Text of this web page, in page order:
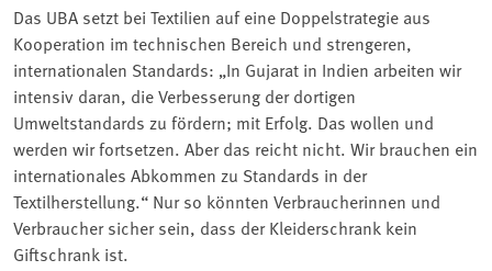
Das UBA setzt bei Textilien auf eine Doppelstrategie aus
Kooperation im technischen Bereich und strengeren,
internationalen Standards: „In Gujarat in Indien arbeiten wir
intensiv daran, die Verbesserung der dortigen
Umweltstandards zu fördern; mit Erfolg. Das wollen und
werden wir fortsetzen. Aber das reicht nicht. Wir brauchen ein
internationales Abkommen zu Standards in der
Textilherstellung.“ Nur so könnten Verbraucherinnen und
Verbraucher sicher sein, dass der Kleiderschrank kein
Giftschrank ist.